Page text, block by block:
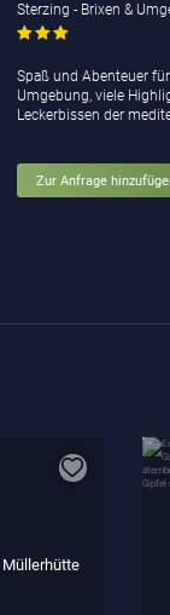
Sterzing - Brixen &
Spaß und Abenteuer
Umgebung, viele
Leckerbissen der
Zur Anfrage